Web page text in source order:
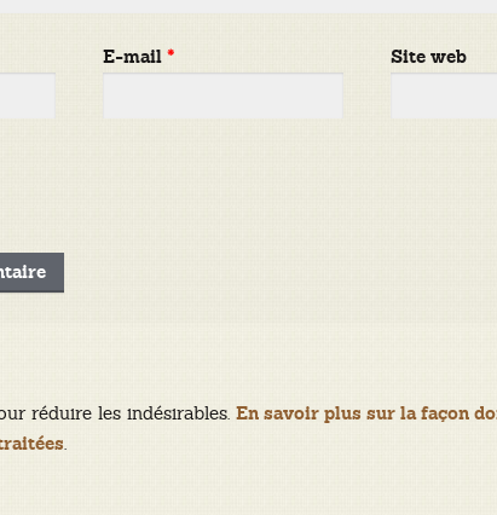
E-mail* Site web
réduire les indésirables.En savoir plus sur la façon
.